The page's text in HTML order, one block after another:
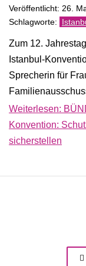
Veröffentlicht: 26.
Zum 12.
Istanbul-
Sprecherin für
Weiterlesen:
Konvention:
sicherstellen